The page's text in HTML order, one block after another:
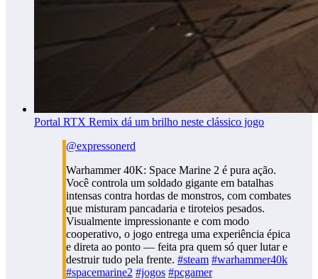
Portal RTX Remix dá um brilho neste clássico jogo
@expressonerd
Warhammer 40K: Space Marine 2 é pura ação.
Você controla um soldado gigante em batalhas
intensas contra hordas de monstros, com combates
que misturam pancadaria e tiroteios pesados.
Visualmente impressionante e com modo
cooperativo, o jogo entrega uma experiência épica
e direta ao ponto — feita pra quem só quer lutar e
destruir tudo pela frente. #steam #warhammer40k
#spacemarine2 #jogos #pcgamer